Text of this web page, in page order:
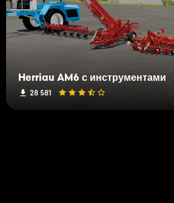
Herriau AM6 с инструментами
28 581